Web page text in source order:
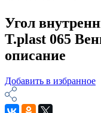
Угол
T.рlast 065
описание
Добавить в избранное